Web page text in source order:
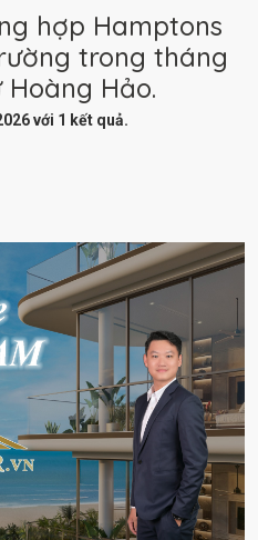
hợp Hamptons
trong tháng
Hảo.
với 1 kết quả.